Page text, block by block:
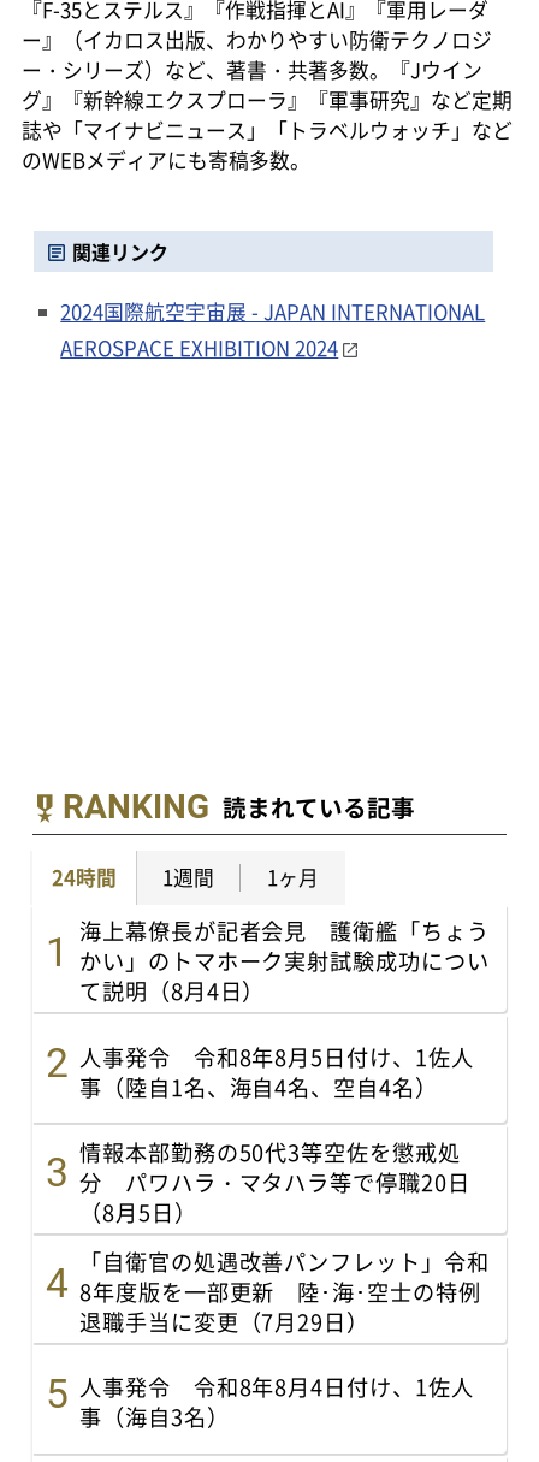
『F-35とステルス』『作戦指揮とAI』『軍用レーダ
ー』（イカロス出版、わかりやすい防衛テクノロジ
ー・シリーズ）など、著書・共著多数。『Jウイン
グ』『新幹線エクスプローラ』『軍事研究』など定期
誌や「マイナビニュース」「トラベルウォッチ」など
のWEBメディアにも寄稿多数。
関連リンク
2024国際航空宇宙展 - JAPAN INTERNATIONAL
AEROSPACE EXHIBITION 2024
RANKING 読まれている記事
24時間 1週間 1ヶ月
海上幕僚長が記者会見 護衛艦「ちょう
かい」のトマホーク実射試験成功につい
て説明（8月4日）
人事発令 令和8年8月5日付け、1佐人
事（陸自1名、海自4名、空自4名）
情報本部勤務の50代3等空佐を懲戒処
分 パワハラ・マタハラ等で停職20日
（8月5日）
「自衛官の処遇改善パンフレット」令和
8年度版を一部更新 陸･海･空士の特例
退職手当に変更（7月29日）
人事発令 令和8年8月4日付け、1佐人
事（海自3名）